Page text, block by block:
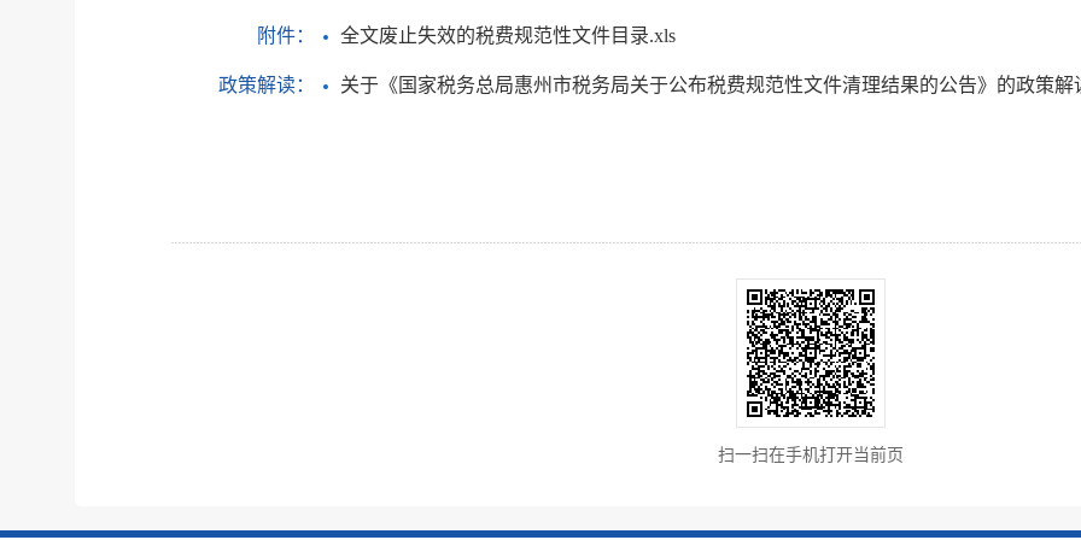
附件： 全文废止失效的税费规范性文件目录.xls
政策解读： 关于《国家税务总局惠州市税务局关于公布税费规范性文件清理结果的公告》的政策解
扫一扫在手机打开当前页